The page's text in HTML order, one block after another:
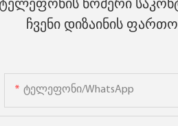
ნომერი
ჩვენი დიზაინის
Ტელეფონი/WhatsApp